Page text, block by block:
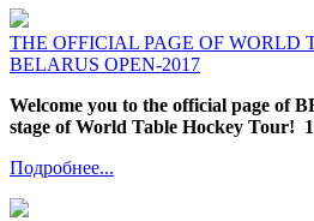
THE OFFICIAL PAGE OF WORLD
BELARUS OPEN-2017
Welcome you to the official page of
stage of World Table Hockey Tour!
Подробнее...